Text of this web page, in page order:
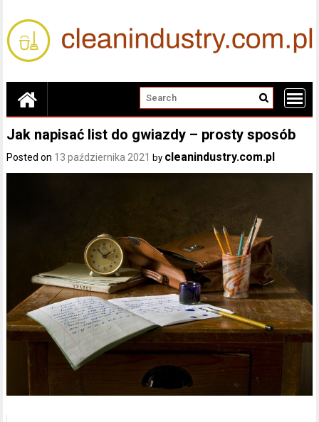
content
Jak napisać list do gwiazdy – prosty sposób
Posted on 13 października 2021 by cleanindustry.com.pl